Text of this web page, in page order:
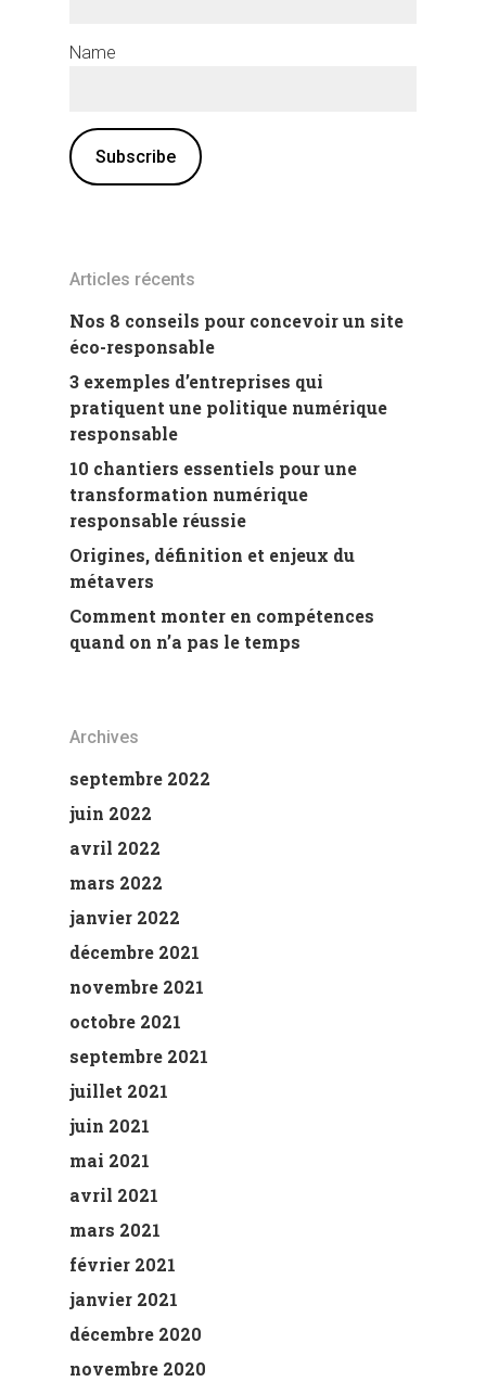
Name
Articles récents
Nos 8 conseils pour concevoir un site
éco-responsable
3 exemples d’entreprises qui
pratiquent une politique numérique
responsable
10 chantiers essentiels pour une
transformation numérique
responsable réussie
Origines, définition et enjeux du
métavers
Comment monter en compétences
quand on n’a pas le temps
Archives
septembre 2022
juin 2022
avril 2022
mars 2022
janvier 2022
décembre 2021
novembre 2021
octobre 2021
septembre 2021
juillet 2021
juin 2021
mai 2021
avril 2021
mars 2021
février 2021
janvier 2021
décembre 2020
novembre 2020